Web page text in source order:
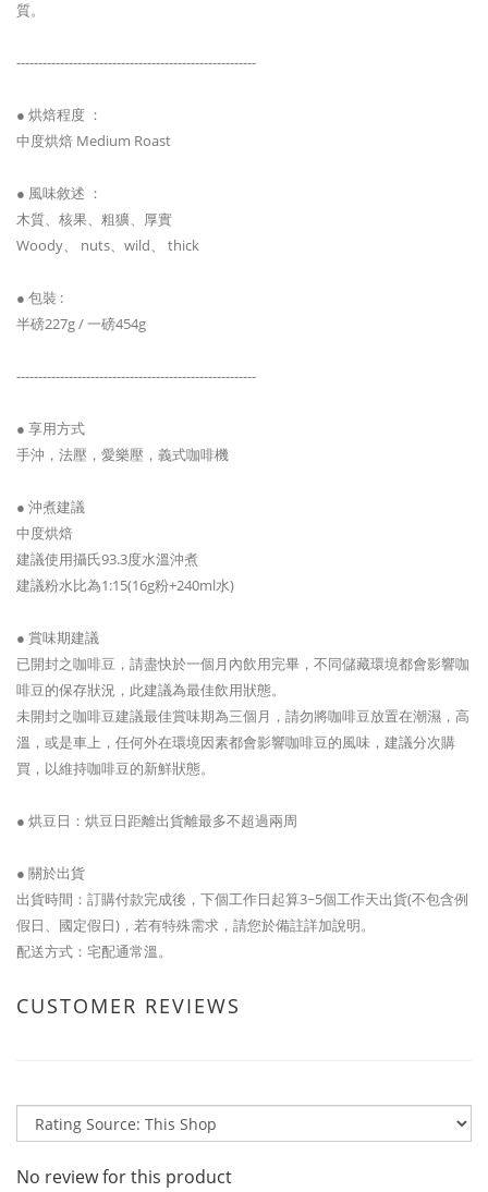
質。
-------------------------------------------------------
● 烘焙程度 ：
中度烘焙 Medium Roast
● 風味敘述 ：
木質、核果、粗獷、厚實
Woody、 nuts、wild、 thick
● 包裝 :
半磅227g / 一磅454g
-------------------------------------------------------
● 享用方式
手沖，法壓，愛樂壓，義式咖啡機
● 沖煮建議
中度烘焙
建議使用攝氏93.3度水溫沖煮
建議粉水比為1:15(16g粉+240ml水)
● 賞味期建議
已開封之咖啡豆，請盡快於一個月內飲用完畢，不同儲藏環境都會影響咖
啡豆的保存狀況，此建議為最佳飲用狀態。
未開封之咖啡豆建議最佳賞味期為三個月，請勿將咖啡豆放置在潮濕，高
溫，或是車上，任何外在環境因素都會影響咖啡豆的風味，建議分次購
買，以維持咖啡豆的新鮮狀態。
● 烘豆日：烘豆日距離出貨離最多不超過兩周
● 關於出貨
出貨時間：訂購付款完成後，下個工作日起算3~5個工作天出貨(不包含例
假日、國定假日)，若有特殊需求，請您於備註詳加說明。
配送方式：宅配通常溫。
CUSTOMER REVIEWS
No review for this product